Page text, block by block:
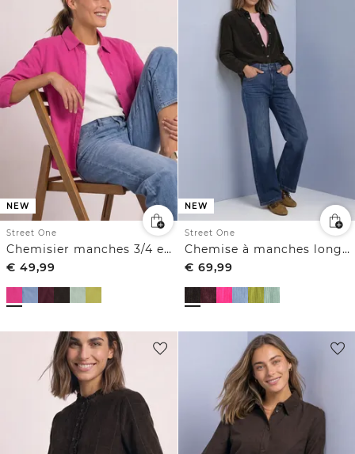
NEW
Street One
Chemisier manches 3/4 en velours côtelé texturé
€ 49,99
NEW
Street One
Chemise à manches longues en velours côtelé boutonnée
€ 69,99